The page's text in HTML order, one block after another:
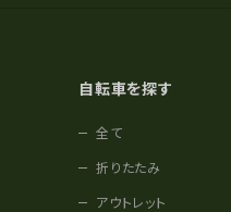
自転車を探す
全て
折りたたみ
アウトレット